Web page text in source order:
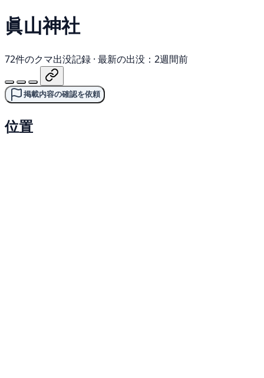
眞山神社
72件のクマ出没記録 · 最新の出没：2週間前
掲載内容の確認を依頼
位置